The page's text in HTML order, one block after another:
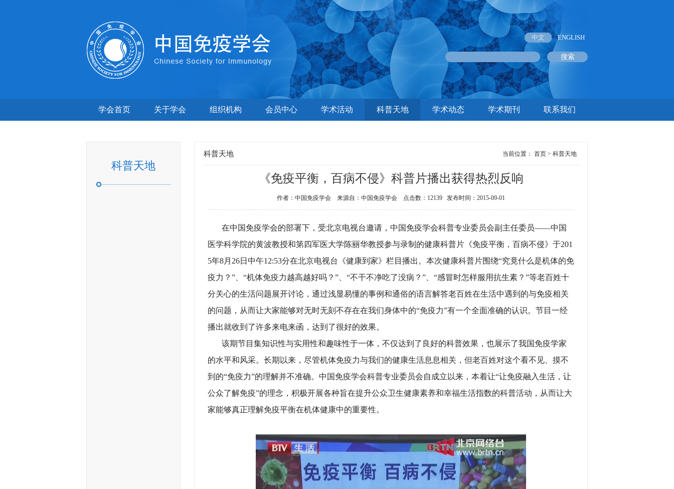
中文 ENGLISH
学会首页 关于学会 组织机构 会员中心 学术活动 科普天地 学术动态 学术期刊 联系我们
科普天地
科普天地 当前位置： 首页 > 科普天地
《免疫平衡，百病不侵》科普片播出获得热烈反响
作者：中国免疫学会 来源自：中国免疫学会 点击数：12139 发布时间：2015-09-01
在中国免疫学会的部署下，受北京电视台邀请，中国免疫学会科普专业委员会副主任委员——中国
医学科学院的黄波教授和第四军医大学陈丽华教授参与录制的健康科普片《免疫平衡，百病不侵》于201
5年8月26日中午12:53分在北京电视台《健康到家》栏目播出。本次健康科普片围绕“究竟什么是机体的免
疫力？”、“机体免疫力越高越好吗？”、“不干不净吃了没病？”、“感冒时怎样服用抗生素？”等老百姓十
分关心的生活问题展开讨论，通过浅显易懂的事例和通俗的语言解答老百姓在生活中遇到的与免疫相关
的问题，从而让大家能够对无时无刻不存在在我们身体中的“免疫力”有一个全面准确的认识。节目一经
播出就收到了许多来电来函，达到了很好的效果。
该期节目集知识性与实用性和趣味性于一体，不仅达到了良好的科普效果，也展示了我国免疫学家
的水平和风采。长期以来，尽管机体免疫力与我们的健康生活息息相关，但老百姓对这个看不见、摸不
到的“免疫力”的理解并不准确。中国免疫学会科普专业委员会自成立以来，本着让“让免疫融入生活，让
公众了解免疫”的理念，积极开展各种旨在提升公众卫生健康素养和幸福生活指数的科普活动，从而让大
家能够真正理解免疫平衡在机体健康中的重要性。